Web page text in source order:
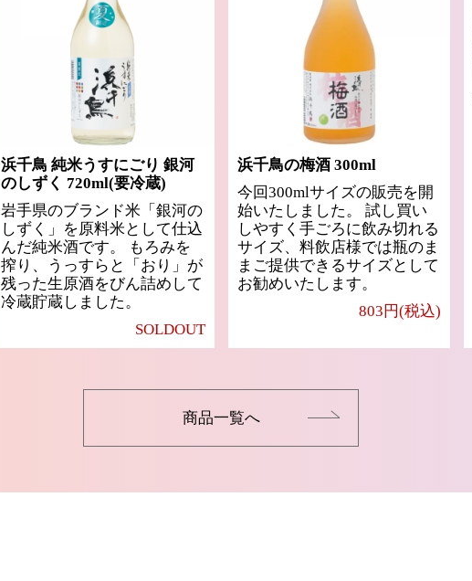
浜千鳥 純米うすにごり 銀河
のしずく 720ml(要冷蔵)
岩手県のブランド米「銀河の
しずく」を原料米として仕込
んだ純米酒です。 もろみを
搾り、うっすらと「おり」が
残った生原酒をびん詰めして
冷蔵貯蔵しました。
SOLDOUT
浜千鳥の梅酒 300ml
今回300mlサイズの販売を開
始いたしました。 試し買い
しやすく手ごろに飲み切れる
サイズ、料飲店様では瓶のま
まご提供できるサイズとして
お勧めいたします。
803円(税込)
商品一覧へ